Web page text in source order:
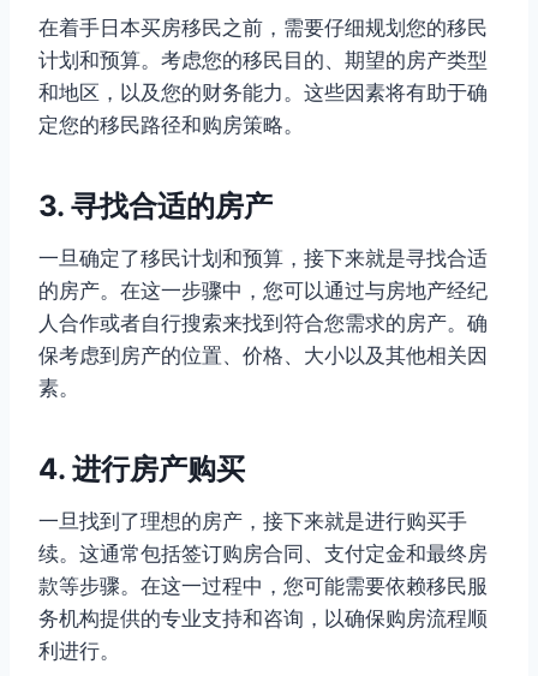
在着手日本买房移民之前，需要仔细规划您的移民
计划和预算。考虑您的移民目的、期望的房产类型
和地区，以及您的财务能力。这些因素将有助于确
定您的移民路径和购房策略。
3. 寻找合适的房产
一旦确定了移民计划和预算，接下来就是寻找合适
的房产。在这一步骤中，您可以通过与房地产经纪
人合作或者自行搜索来找到符合您需求的房产。确
保考虑到房产的位置、价格、大小以及其他相关因
素。
4. 进行房产购买
一旦找到了理想的房产，接下来就是进行购买手
续。这通常包括签订购房合同、支付定金和最终房
款等步骤。在这一过程中，您可能需要依赖移民服
务机构提供的专业支持和咨询，以确保购房流程顺
利进行。